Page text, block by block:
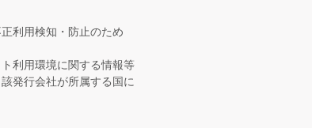
利用検知・防止のため
利用環境に関する情報等
発行会社が所属する国に